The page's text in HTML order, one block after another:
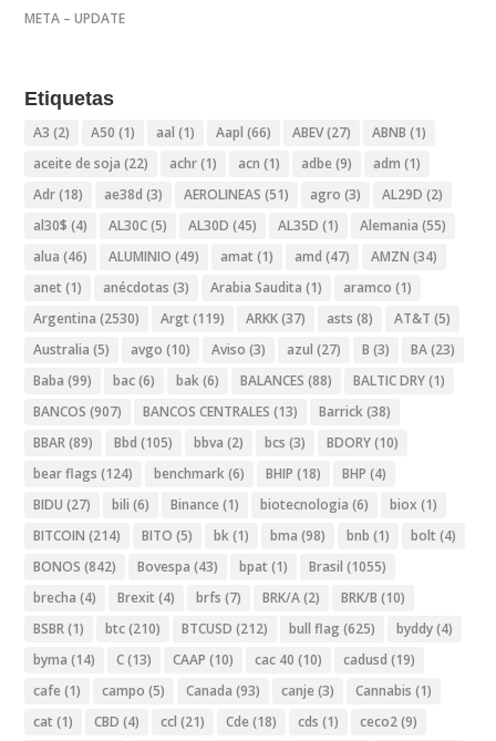
META – UPDATE
Etiquetas
A3 (2) A50 (1) aal (1) Aapl (66) ABEV(27) ABNB (1)
aceite de soja (22) achr(1) acn (1) adbe (9) adm (1)
Adr(18) ae38d (3) AEROLINEAS (51) agro (3) AL29D (2)
al30$ (4) AL30C(5) AL30D (45) AL35D (1) Alemania (55)
alua (46) ALUMINIO (49) amat (1) amd (47) AMZN (34)
anet (1) anécdotas (3) Arabia Saudita (1) aramco (1)
Argentina (2530) Argt (119) ARKK(37) asts (8) AT&T (5)
Australia (5) avgo (10) Aviso (3) azul (27) B (3) BA(23)
Baba (99) bac(6) bak(6) BALANCES (88) BALTIC DRY(1)
BANCOS (907) BANCOS CENTRALES (13) Barrick(38)
BBAR(89) Bbd (105) bbva (2) bcs (3) BDORY(10)
bear flags (124) benchmark(6) BHIP (18) BHP (4)
BIDU (27) bili (6) Binance (1) biotecnologia (6) biox (1)
BITCOIN (214) BITO (5) bk(1) bma (98) bnb (1) bolt (4)
BONOS (842) Bovespa (43) bpat (1) Brasil (1055)
brecha (4) Brexit (4) brfs (7) BRK/A(2) BRK/B (10)
BSBR(1) btc(210) BTCUSD (212) bull flag (625) byddy(4)
byma (14) C(13) CAAP (10) cac 40 (10) cadusd (19)
cafe (1) campo (5) Canada (93) canje (3) Cannabis (1)
cat (1) CBD (4) ccl (21) Cde (18) cds (1) ceco2(9)